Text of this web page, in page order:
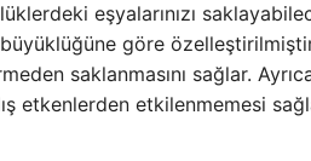
eşyalarınızı
büyüklüğüne göre
saklanmasını sağlar.
etkenlerden etkilenmemesi